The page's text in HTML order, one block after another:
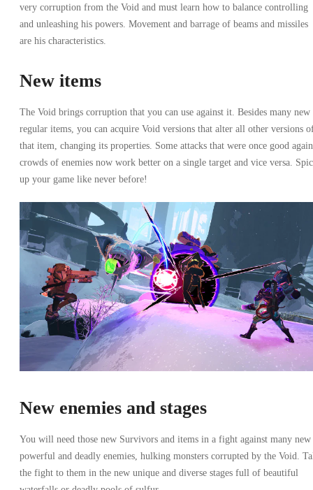
very corruption from the Void and must learn how to balance controlling
and unleashing his powers. Movement and barrage of beams and missiles
are his characteristics.
New items
The Void brings corruption that you can use against it. Besides many new
regular items, you can acquire Void versions that alter all other versions
that item, changing its properties. Some attacks that were once good
crowds of enemies now work better on a single target and vice versa.
up your game like never before!
New enemies and stages
You will need those new Survivors and items in a fight against many new
powerful and deadly enemies, hulking monsters corrupted by the Void.
the fight to them in the new unique and diverse stages full of beautiful